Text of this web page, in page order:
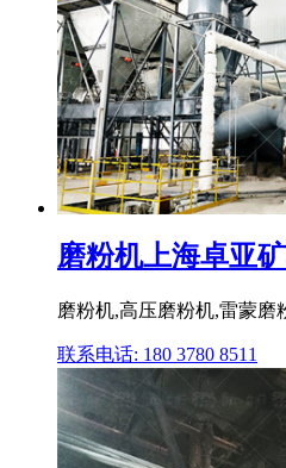
磨粉机上海卓亚
磨粉机,高压磨粉机,雷蒙磨
联系电话: 180 3780 8511